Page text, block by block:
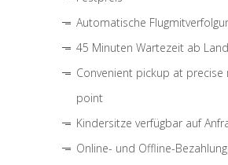
Automatische
45 Minuten Wartezeit ab
Convenient pickup at precise
point
Kindersitze verfügbar auf
Online- und Offline-